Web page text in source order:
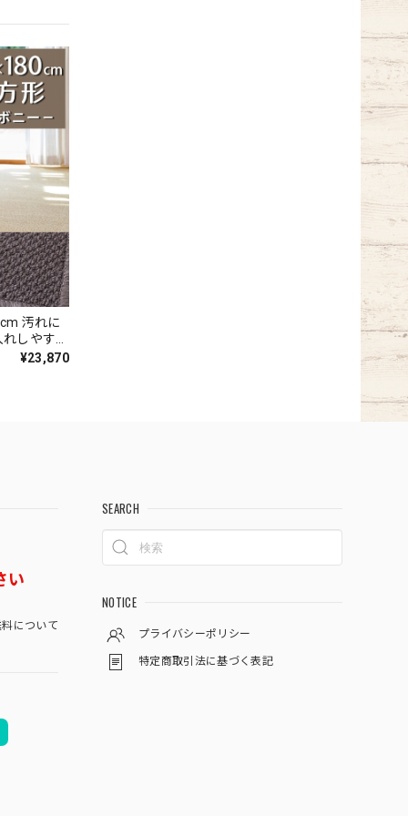
に
しやすい
スチャー
¥23,870
い
について
SEARCH
NOTICE
プライバシーポリシー
特定商取引法に基づく表記